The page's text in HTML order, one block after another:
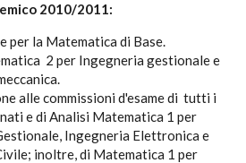
2010/2011:
per la Matematica di Base.
2 per Ingegneria gestionale e
alle commissioni d'esame di tutti i
e di Analisi Matematica 1 per
Ingegneria Elettronica e
inoltre, di Matematica 1 per